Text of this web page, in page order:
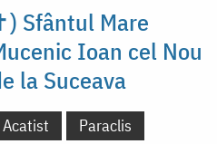
Sfântul Mare
Ioan cel Nou
la Suceava
Acatist
Paraclis